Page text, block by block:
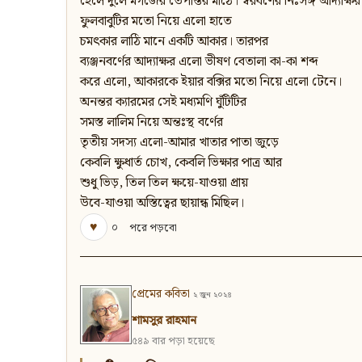
ফুলবাবুটির মতো নিয়ে এলো হাতে
চমৎকার লাঠি মানে একটি আকার। তারপর
ব্যঞ্জনবর্ণের আদ্যাক্ষর এলো ভীষণ বেতালা কা-কা শব্দ
করে এলো, আকারকে ইয়ার বক্সির মতো নিয়ে এলো টেনে।
অনন্তর ক্যারমের সেই মধ্যমণি ঘুঁটিটির
সমস্ত লালিম নিয়ে অন্তঃস্থ বর্ণের
তৃতীয় সদস্য এলো-আমার খাতার পাতা জুড়ে
কেবলি ক্ষুধার্ত চোখ, কেবলি ভিক্ষার পাত্র আর
শুধু ভিড়, তিল তিল ক্ষয়ে-যাওয়া প্রায়
উবে-যাওয়া অস্তিত্বের ছায়ান্ধ মিছিল।
♥
০ পরে পড়বো
প্রেমের কবিতা ২ জুন ২০২৪
শামসুর রাহমান
৫৪৯ বার পড়া হয়েছে